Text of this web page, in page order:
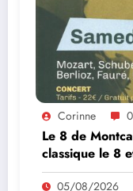
Corinne 0
Le 8 de
classique le 8
05/08/2026